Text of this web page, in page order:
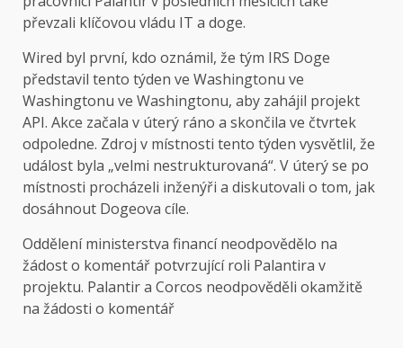
převzali klíčovou vládu IT a doge.
Wired byl první, kdo oznámil, že tým IRS Doge
představil tento týden ve Washingtonu ve
Washingtonu ve Washingtonu, aby zahájil projekt
API. Akce začala v úterý ráno a skončila ve čtvrtek
odpoledne. Zdroj v místnosti tento týden vysvětlil, že
událost byla „velmi nestrukturovaná“. V úterý se po
místnosti procházeli inženýři a diskutovali o tom, jak
dosáhnout Dogeova cíle.
Oddělení ministerstva financí neodpovědělo na
žádost o komentář potvrzující roli Palantira v
projektu. Palantir a Corcos neodpověděli okamžitě
na žádosti o komentář